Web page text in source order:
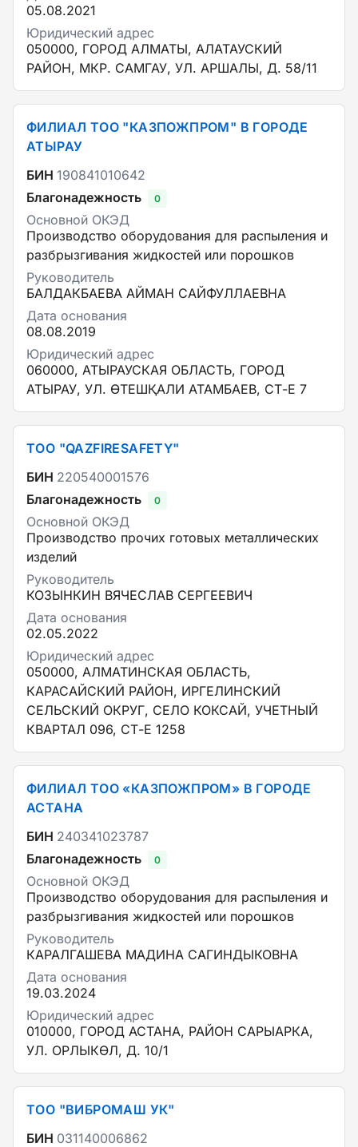
05.08.2021
Юридический адрес
050000, ГОРОД АЛМАТЫ, АЛАТАУСКИЙ
РАЙОН, МКР. САМГАУ, УЛ. АРШАЛЫ, Д. 58/11
ФИЛИАЛ ТОО "КАЗПОЖПРОМ" В ГОРОДЕ
АТЫРАУ
БИН 190841010642
Благонадежность
0
Основной ОКЭД
Производство оборудования для распыления и
разбрызгивания жидкостей или порошков
Руководитель
БАЛДАКБАЕВА АЙМАН САЙФУЛЛАЕВНА
Дата основания
08.08.2019
Юридический адрес
060000, АТЫРАУСКАЯ ОБЛАСТЬ, ГОРОД
АТЫРАУ, УЛ. ӨТЕШҚАЛИ АТАМБАЕВ, СТ-Е 7
ТОО "QAZFIRESAFETY"
БИН 220540001576
Благонадежность
0
Основной ОКЭД
Производство прочих готовых металлических
изделий
Руководитель
КОЗЫНКИН ВЯЧЕСЛАВ СЕРГЕЕВИЧ
Дата основания
02.05.2022
Юридический адрес
050000, АЛМАТИНСКАЯ ОБЛАСТЬ,
КАРАСАЙСКИЙ РАЙОН, ИРГЕЛИНСКИЙ
СЕЛЬСКИЙ ОКРУГ, СЕЛО КОКСАЙ, УЧЕТНЫЙ
КВАРТАЛ 096, СТ-Е 1258
ФИЛИАЛ ТОО «КАЗПОЖПРОМ» В ГОРОДЕ
АСТАНА
БИН 240341023787
Благонадежность
0
Основной ОКЭД
Производство оборудования для распыления и
разбрызгивания жидкостей или порошков
Руководитель
КАРАЛГАШЕВА МАДИНА САГИНДЫКОВНА
Дата основания
19.03.2024
Юридический адрес
010000, ГОРОД АСТАНА, РАЙОН САРЫАРКА,
УЛ. ОРЛЫКӨЛ, Д. 10/1
ТОО "ВИБРОМАШ УК"
БИН 031140006862